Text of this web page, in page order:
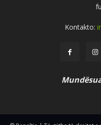
Kontakto: